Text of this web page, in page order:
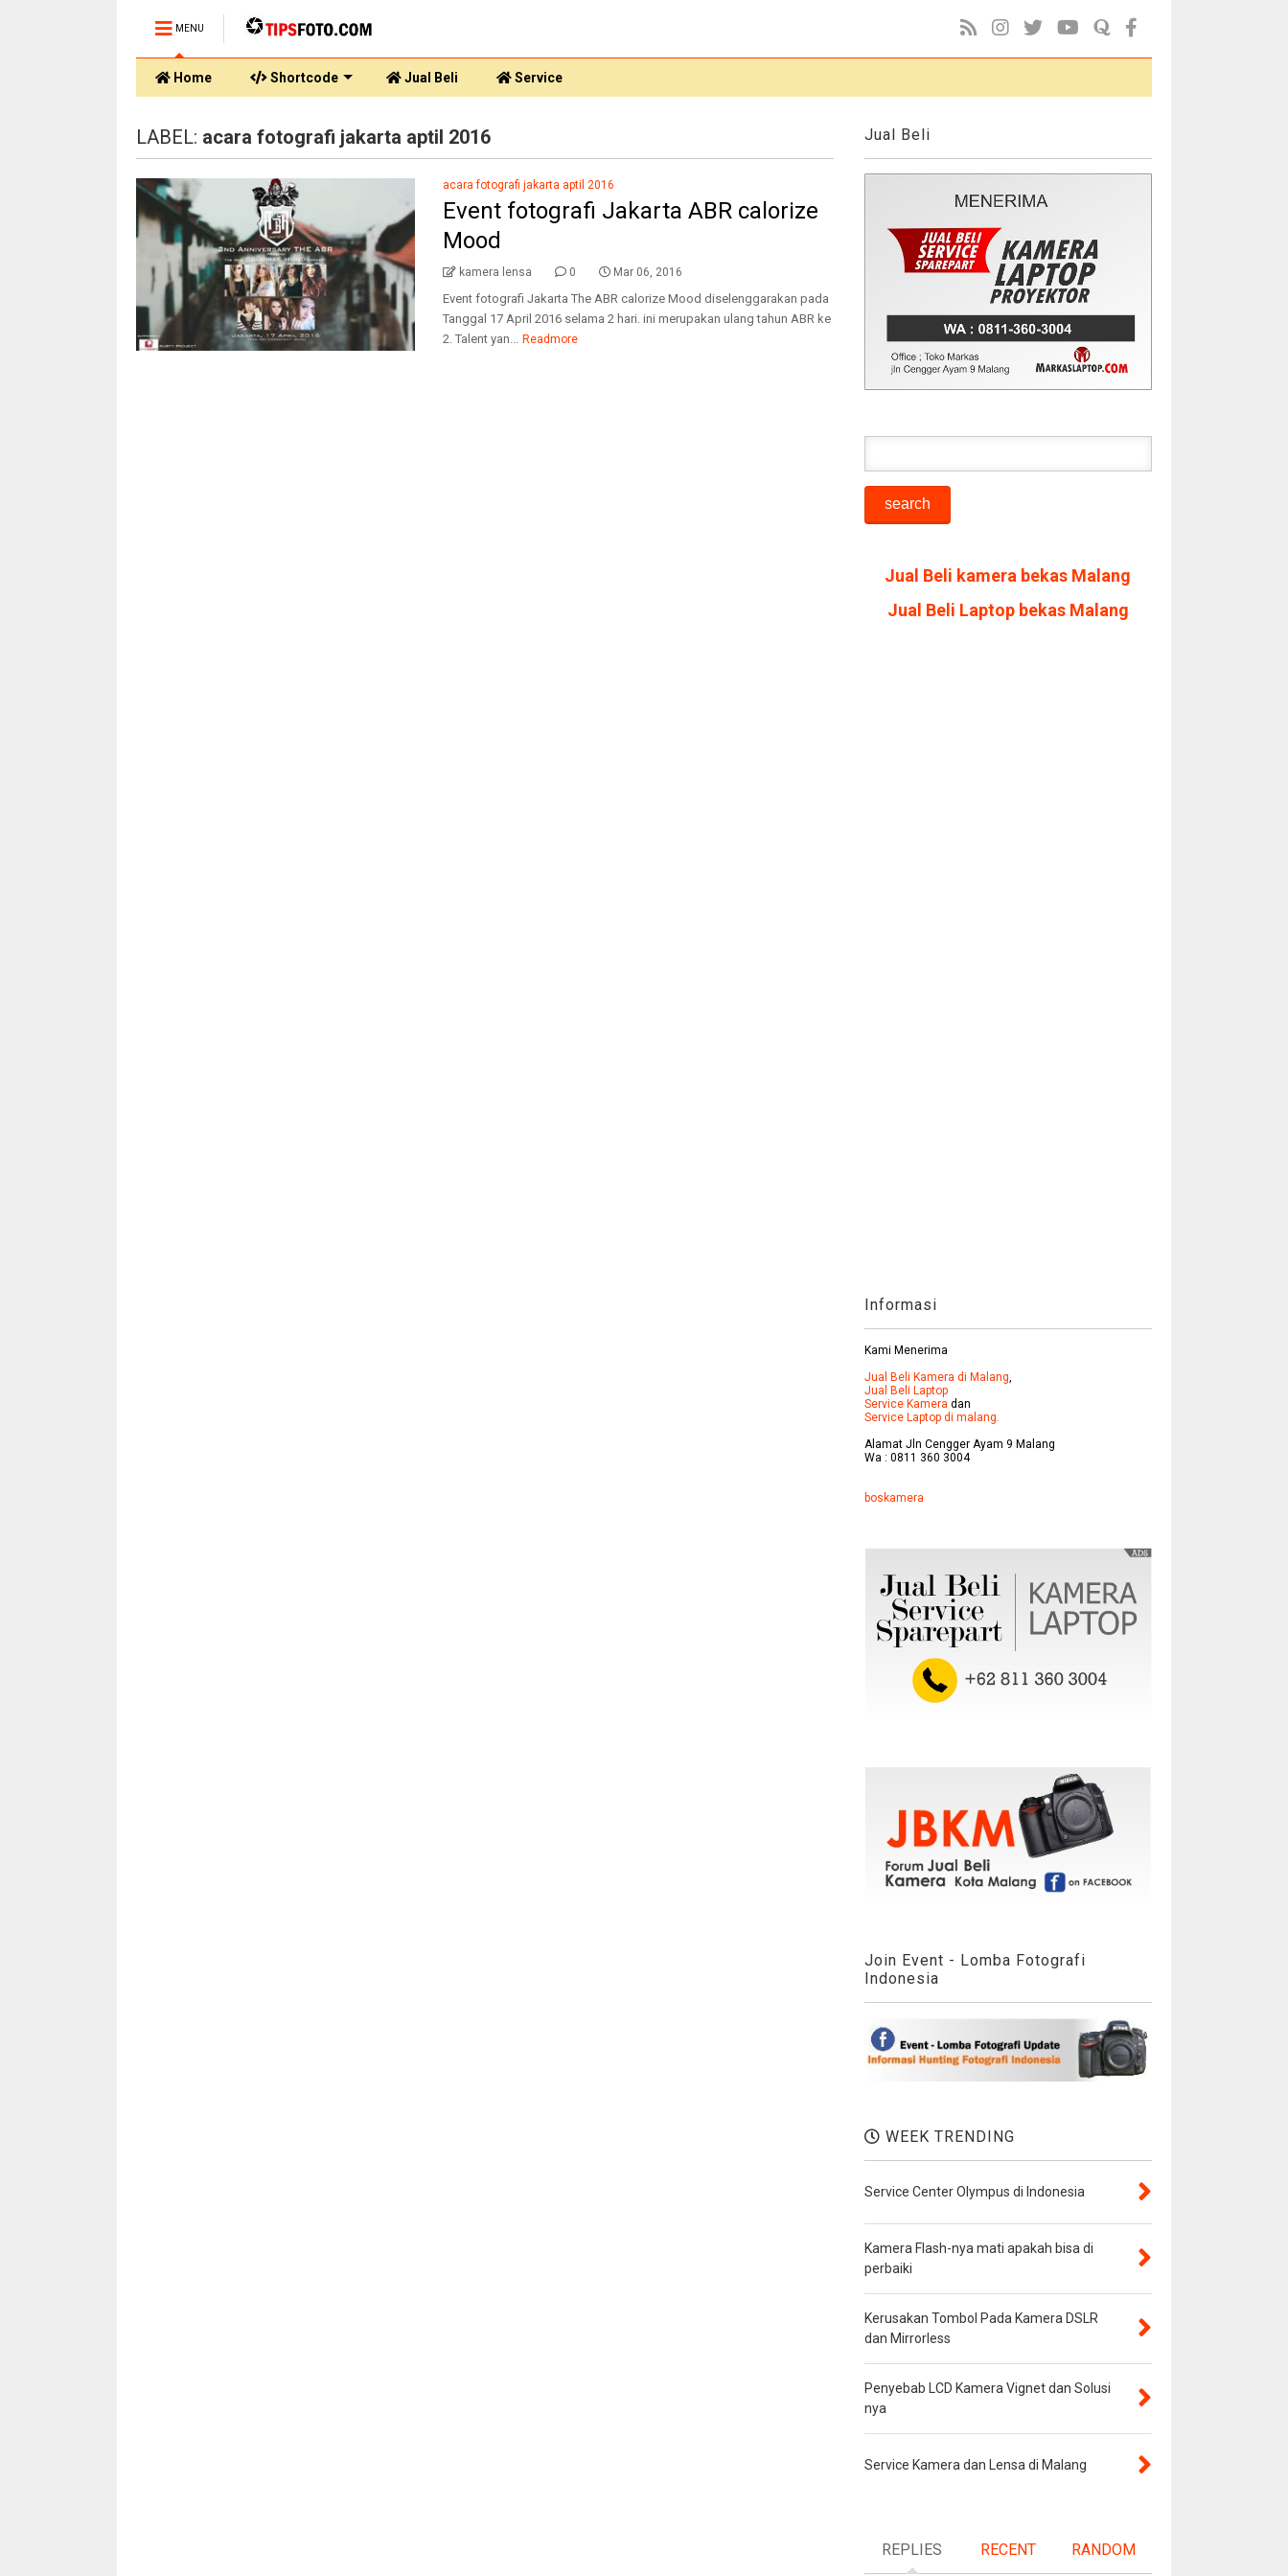
MENU
Home Shortcode Jual Beli Service
LABEL: acara fotografi jakarta aptil 2016
acara fotografi jakarta aptil 2016
Event fotografi Jakarta ABR calorize
Mood
kamera lensa 0 Mar 06, 2016
Event fotografi Jakarta The ABR calorize Mood diselenggarakan pada
Tanggal 17 April 2016 selama 2 hari. ini merupakan ulang tahun ABR ke
2. Talent yan... Readmore
Jual Beli
Jual Beli kamera bekas Malang
Jual Beli Laptop bekas Malang
Informasi
Kami Menerima
Jual Beli Kamera di Malang
Jual Beli Laptop
Service Kamera dan
Service Laptop di malang.
Alamat Jln Cengger Ayam 9 Malang
Wa : 0811 360 3004
boskamera
Join Event - Lomba Fotografi
Indonesia
WEEK TRENDING
Service Center Olympus di Indonesia
Kamera Flash-nya mati apakah bisa di
perbaiki
Kerusakan Tombol Pada Kamera DSLR
dan Mirrorless
Penyebab LCD Kamera Vignet dan Solusi
nya
Service Kamera dan Lensa di Malang
REPLIES RECENT RANDOM